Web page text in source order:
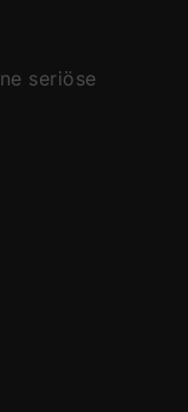
seriöse